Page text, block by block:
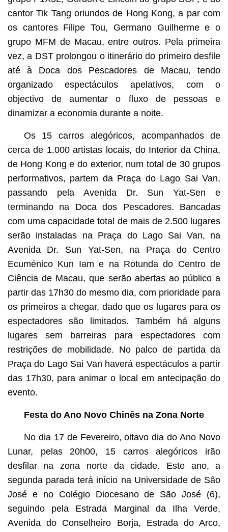
cantor Tik Tang oriundos de Hong Kong, a par com
os cantores Filipe Tou, Germano Guilherme e o
grupo MFM de Macau, entre outros. Pela primeira
vez, a DST prolongou o itinerário do primeiro desfile
até à Doca dos Pescadores de Macau, tendo
organizado espectáculos apelativos, com o
objectivo de aumentar o fluxo de pessoas e
dinamizar a economia durante a noite.
Os 15 carros alegóricos, acompanhados de
cerca de 1.000 artistas locais, do Interior da China,
de Hong Kong e do exterior, num total de 30 grupos
performativos, partem da Praça do Lago Sai Van,
passando pela Avenida Dr. Sun Yat-Sen e
terminando na Doca dos Pescadores. Bancadas
com uma capacidade total de mais de 2.500 lugares
serão instaladas na Praça do Lago Sai Van, na
Avenida Dr. Sun Yat-Sen, na Praça do Centro
Ecuménico Kun Iam e na Rotunda do Centro de
Ciência de Macau, que serão abertas ao público a
partir das 17h30 do mesmo dia, com prioridade para
os primeiros a chegar, dado que os lugares para os
espectadores são limitados. Também há alguns
lugares sem barreiras para espectadores com
restrições de mobilidade. No palco de partida da
Praça do Lago Sai Van haverá espectáculos a partir
das 17h30, para animar o local em antecipação do
evento.
Festa do Ano Novo Chinês na Zona Norte
No dia 17 de Fevereiro, oitavo dia do Ano Novo
Lunar, pelas 20h00, 15 carros alegóricos irão
desfilar na zona norte da cidade. Este ano, a
segunda parada terá início na Universidade de São
José e no Colégio Diocesano de São José (6),
seguindo pela Estrada Marginal da Ilha Verde,
Avenida do Conselheiro Borja, Estrada do Arco,